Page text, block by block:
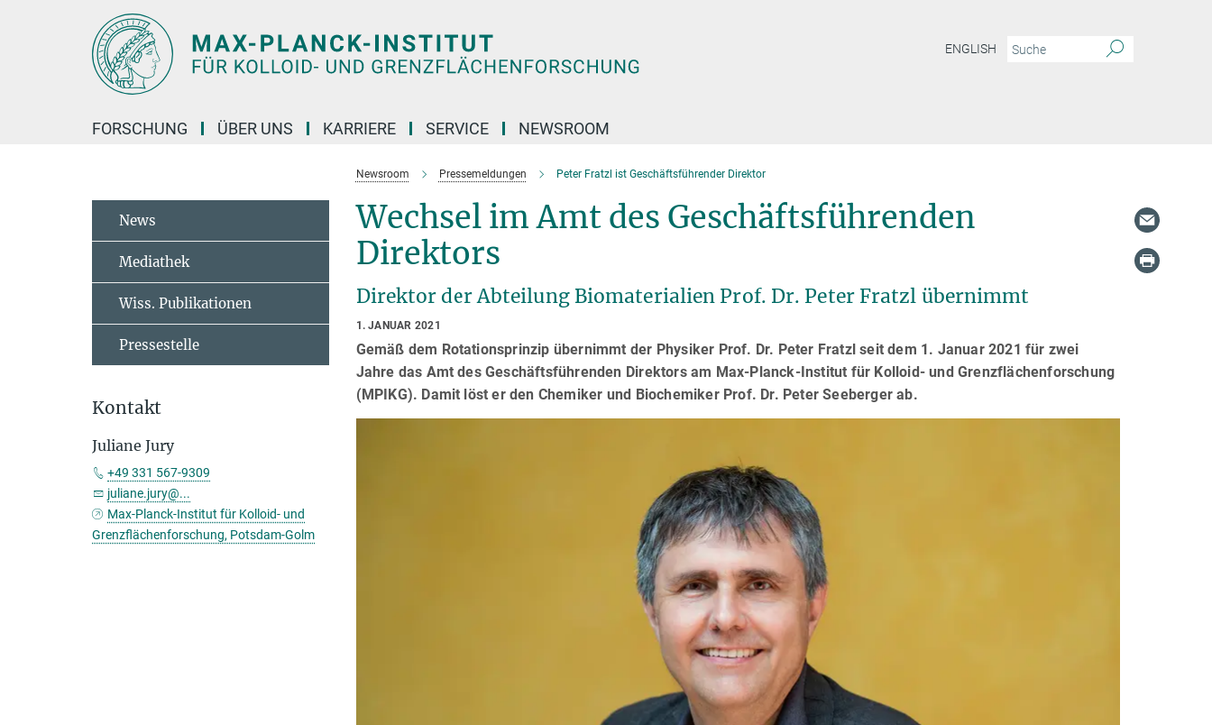
ENGLISH
FORSCHUNG ÜBER UNS KARRIERE SERVICE NEWSROOM
Newsroom Pressemeldungen Peter Fratzl ist Geschäftsführender Direktor
Wechsel im Amt des Geschäftsführenden
Direktors
Direktor der Abteilung Biomaterialien Prof. Dr. Peter Fratzl übernimmt
1. JANUAR 2021
Gemäß dem Rotationsprinzip übernimmt der Physiker Prof. Dr. Peter Fratzl seit dem 1. Januar 2021 für zwei
Jahre das Amt des Geschäftsführenden Direktors am Max-Planck-Institut für Kolloid- und Grenzflächenforschung
(MPIKG). Damit löst er den Chemiker und Biochemiker Prof. Dr. Peter Seeberger ab.
News
Mediathek
Wiss. Publikationen
Pressestelle
Kontakt
Juliane Jury
+49 331 567-9309
juliane.jury@...
Max-Planck-Institut für Kolloid- und
Grenzflächenforschung, Potsdam-Golm